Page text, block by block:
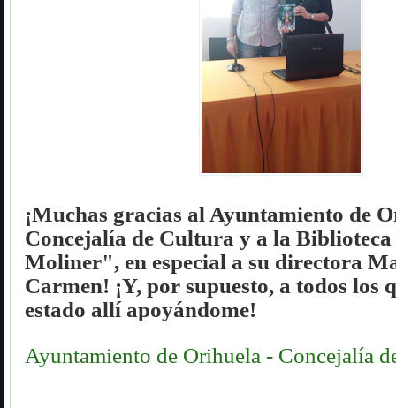
¡Muchas gracias al Ayuntamiento de
Concejalía de Cultura y a la
Moliner", en especial a su directora
Carmen! ¡Y, por supuesto, a todos los
estado allí apoyándome!
Ayuntamiento de Orihuela - Concejalía